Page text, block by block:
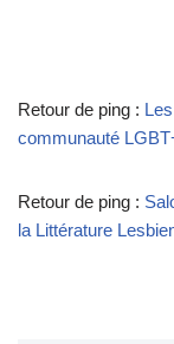
Retour de ping :
communauté
Retour de ping :
la Littérature